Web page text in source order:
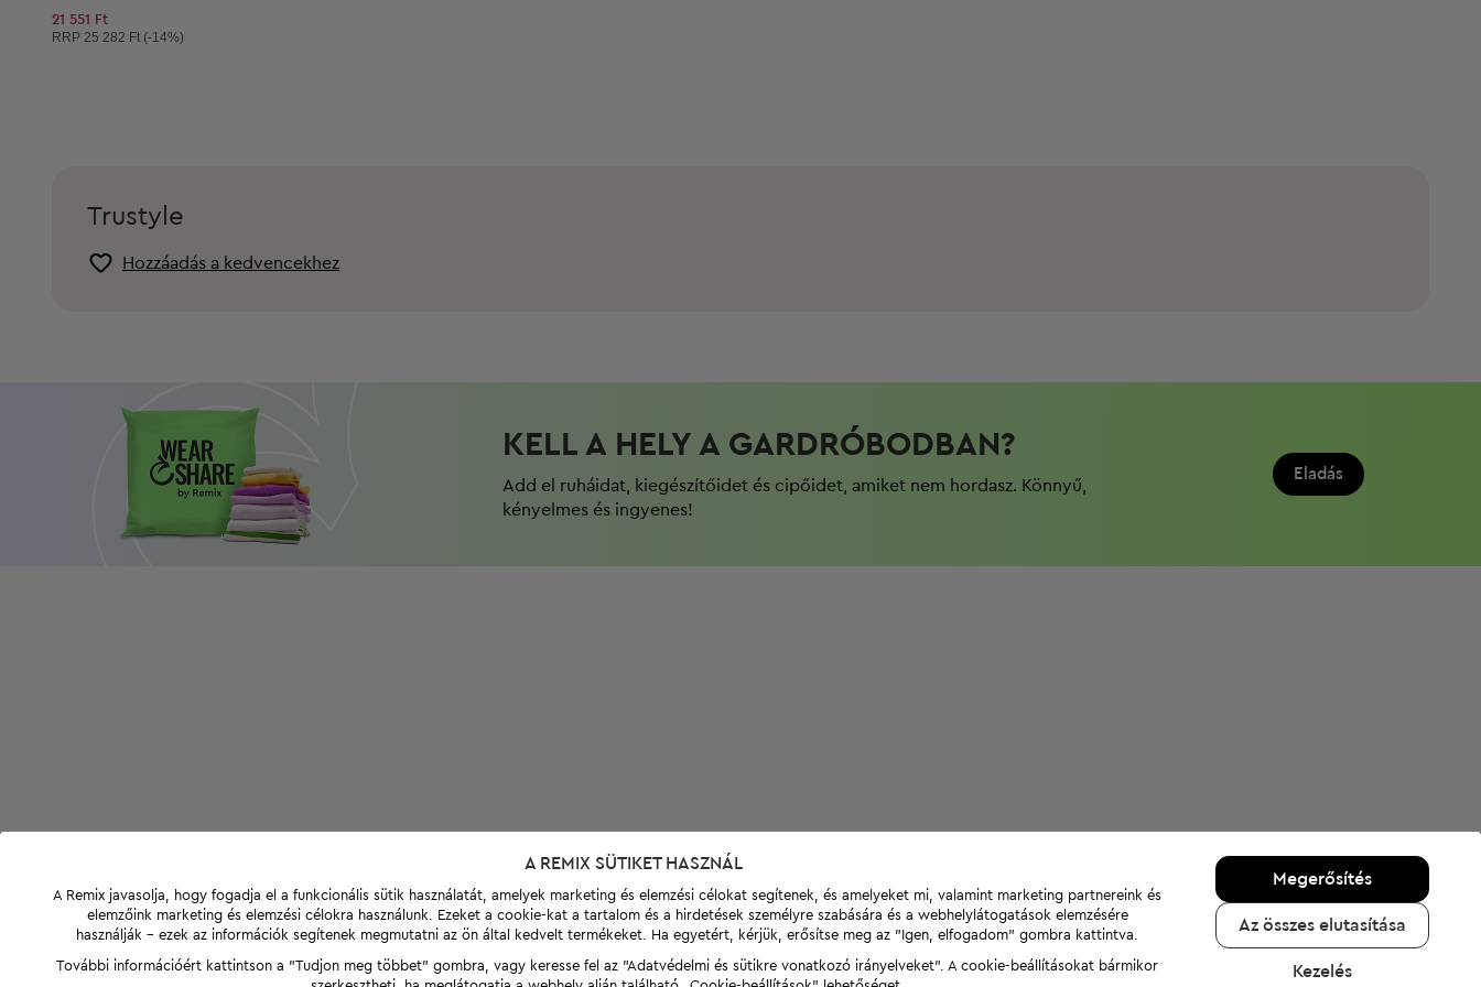
21 551 Ft
Ajánlott ár:
RRP 25 282 Ft (-14%)
Trustyle
Hozzáadás a kedvencekhez
KELL A HELY A GARDRÓBODBAN?
Add el ruháidat, kiegészítőidet és cipőidet, amiket nem hordasz. Könnyű,
kényelmes és ingyenes!
Eladás
A REMIX SÜTIKET HASZNÁL
A Remix javasolja, hogy fogadja el a funkcionális sütik használatát, amelyek marketing és elemzési célokat segítenek, és amelyeket mi, valamint marketing partnereink és
elemzőink marketing és elemzési célokra használunk. Ezeket a cookie-kat a tartalom és a hirdetések személyre szabására és a webhelylátogatások elemzésére
használják - ezek az információk segítenek megmutatni az ön által kedvelt termékeket. Ha egyetért, kérjük, erősítse meg az "Igen, elfogadom" gombra kattintva.
További információért kattintson a "Tudjon meg többet" gombra, vagy keresse fel az "Adatvédelmi és sütikre vonatkozó irányelveket". A cookie-beállításokat bármikor
Megerősítés
Az összes elutasítása
Kezelés